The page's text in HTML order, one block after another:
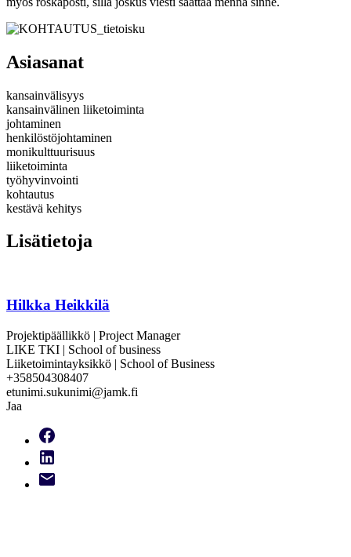
Asiasanat
kansainvälisyys
kansainvälinen liiketoiminta
johtaminen
henkilöstöjohtaminen
monikulttuurisuus
liiketoiminta
työhyvinvointi
kohtautus
kestävä kehitys
Lisätietoja
Hilkka Heikkilä
Projektipäällikkö | Project Manager
LIKE TKI | School of business
Liiketoimintayksikkö | School of Business
+358504308407
etunimi.sukunimi@jamk.fi
Jaa